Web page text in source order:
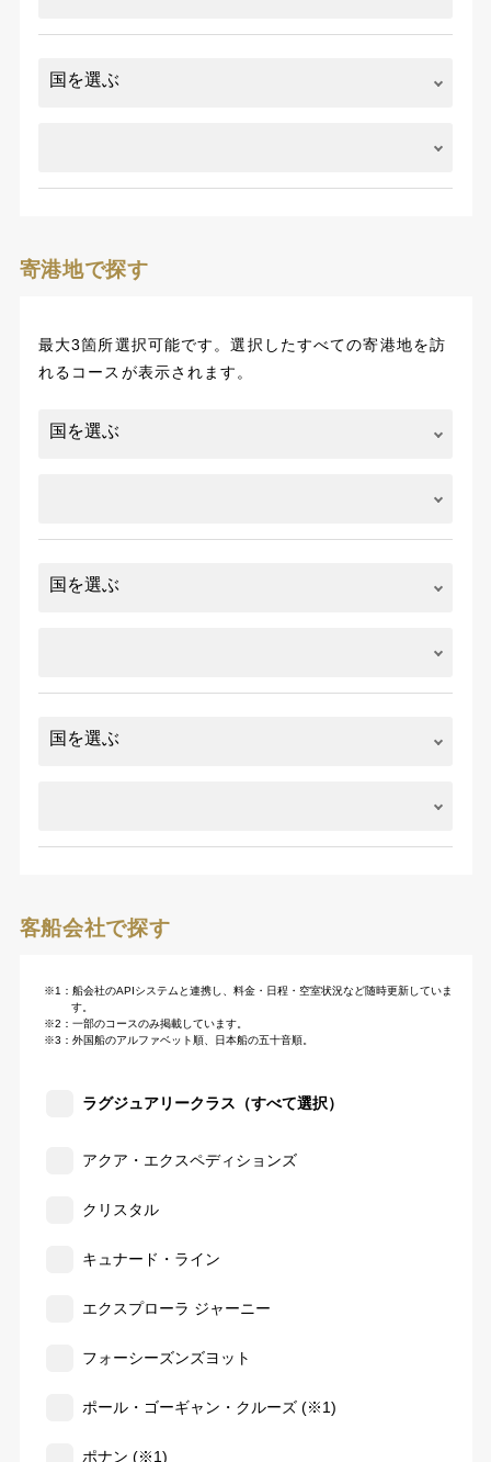
寄港地で探す
最大3箇所選択可能です。選択したすべての寄港地を訪
れるコースが表示されます。
客船会社で探す
※1：船会社のAPIシステムと連携し、料金・日程・空室状況など随時更新していま
す。
※2：一部のコースのみ掲載しています。
※3：外国船のアルファベット順、日本船の五十音順。
ラグジュアリークラス（すべて選択）
アクア・エクスペディションズ
クリスタル
キュナード・ライン
エクスプローラ ジャーニー
フォーシーズンズヨット
ポール・ゴーギャン・クルーズ (※1)
ポナン (※1)